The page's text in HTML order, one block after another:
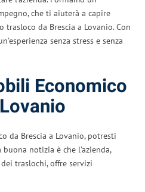
che ti aiuterà a capire
da Brescia a Lovanio. Con
senza stress e senza
Economico
da Brescia a Lovanio, potresti
notizia è che l’azienda,
traslochi, offre servizi